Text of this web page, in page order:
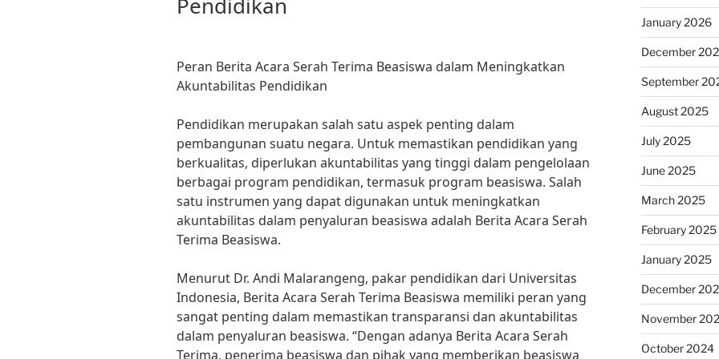
Peran Berita Acara Serah Terima Beasiswa dalam Meningkatkan
Akuntabilitas Pendidikan
Pendidikan merupakan salah satu aspek penting dalam
pembangunan suatu negara. Untuk memastikan pendidikan yang
berkualitas, diperlukan akuntabilitas yang tinggi dalam pengelolaan
berbagai program pendidikan, termasuk program beasiswa. Salah
satu instrumen yang dapat digunakan untuk meningkatkan
akuntabilitas dalam penyaluran beasiswa adalah Berita Acara Serah
Terima Beasiswa.
Menurut Dr. Andi Malarangeng, pakar pendidikan dari Universitas
Indonesia, Berita Acara Serah Terima Beasiswa memiliki peran yang
sangat penting dalam memastikan transparansi dan akuntabilitas
dalam penyaluran beasiswa. “Dengan adanya Berita Acara Serah
Terima, penerima beasiswa dan pihak yang memberikan beasiswa
January 2026
December
September
August 2025
July 2025
June 2025
March 2025
February 2025
January 2025
December
November
October 2024